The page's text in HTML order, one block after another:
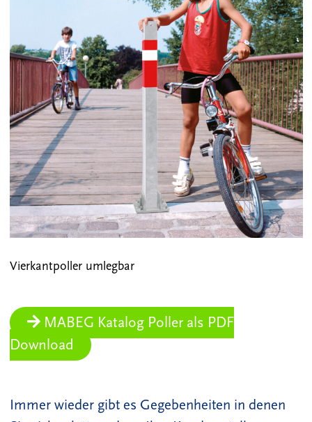
Vierkantpoller umlegbar
MABEG Katalog Poller als PDF
Download
Immer wieder gibt es Gegebenheiten in denen